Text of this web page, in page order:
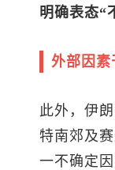
明确表态“
外部因素
此外，伊
特南郊及
一不确定因